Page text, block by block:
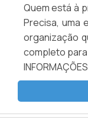
Quem está à
Precisa, uma
organização
completo
encontrar